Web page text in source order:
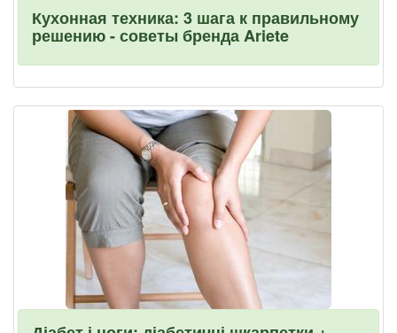
Кухонная техника: 3 шага к правильному
решению - советы бренда Ariete